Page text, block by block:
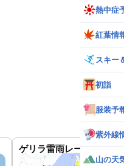
ゲリラ雷雨レーダー
熱中症
紅葉情
スキー
初詣
服装予
紫外線
山の天